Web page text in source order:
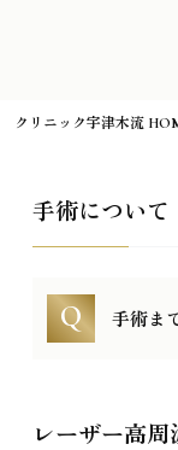
クリニック宇津木流
手術について
手術ま
レーザー高